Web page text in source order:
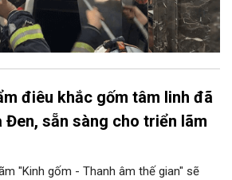
điêu khắc gốm tâm linh đã
Đen, sẵn sàng cho triển lãm
"Kinh gốm - Thanh âm thế gian" sẽ